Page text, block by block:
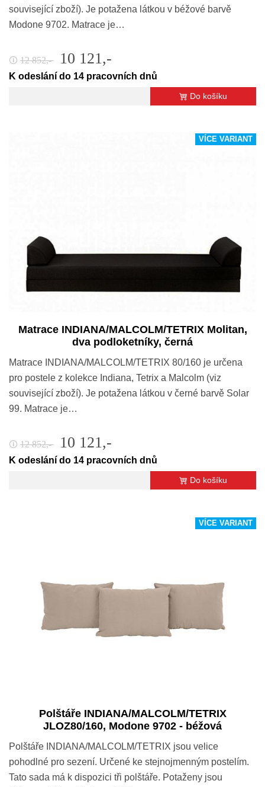
související zboží). Je potažena látkou v béžové barvě
Modone 9702. Matrace je…
🛈 12 852,- 10 121,-
K odeslání do 14 pracovních dnů
Do košíku
VÍCE VARIANT
Matrace INDIANA/MALCOLM/TETRIX Molitan,
dva podloketníky, černá
Matrace INDIANA/MALCOLM/TETRIX 80/160 je určena
pro postele z kolekce Indiana, Tetrix a Malcolm (viz
související zboží). Je potažena látkou v černé barvě Solar
99. Matrace je…
🛈 12 852,- 10 121,-
K odeslání do 14 pracovních dnů
Do košíku
VÍCE VARIANT
Polštáře INDIANA/MALCOLM/TETRIX
JLOZ80/160, Modone 9702 - béžová
Polštáře INDIANA/MALCOLM/TETRIX jsou velice
pohodlné pro sezení. Určené ke stejnojmenným postelím.
Tato sada má k dispozici tři polštáře. Potaženy jsou